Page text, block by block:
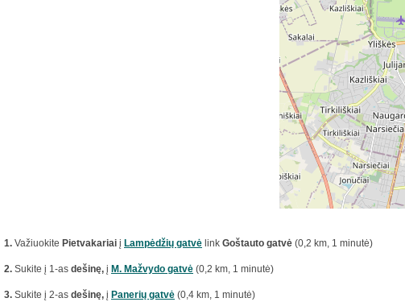
1. Važiuokite Pietvakariai į Lampėdžių gatvė link Goštauto gatvė (0,2 km, 1 minutė)
2. Sukite į 1-as dešinę, į M. Mažvydo gatvė (0,2 km, 1 minutė)
3. Sukite į 2-as dešinę, į Panerių gatvė (0,4 km, 1 minutė)